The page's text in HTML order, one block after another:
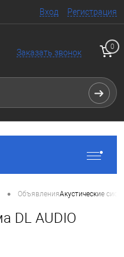
Вход Регистрация
Заказать звонок
0
• ОбъявленияАкустические
DL AUDIO